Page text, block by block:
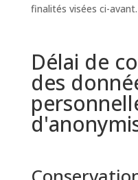
finalités visées ci-avant.
Délai de
des